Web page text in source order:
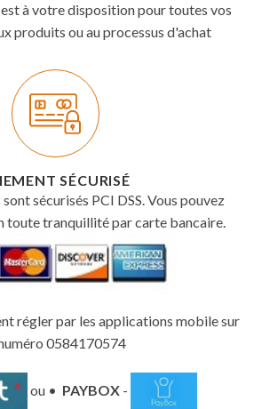
à votre disposition pour toutes vos
produits ou au processus d'achat
SÉCURISÉ
sécurisés PCI DSS. Vous pouvez
toute tranquillité par carte bancaire.
régler par les applications mobile sur
0584170574
ou • PAYBOX -